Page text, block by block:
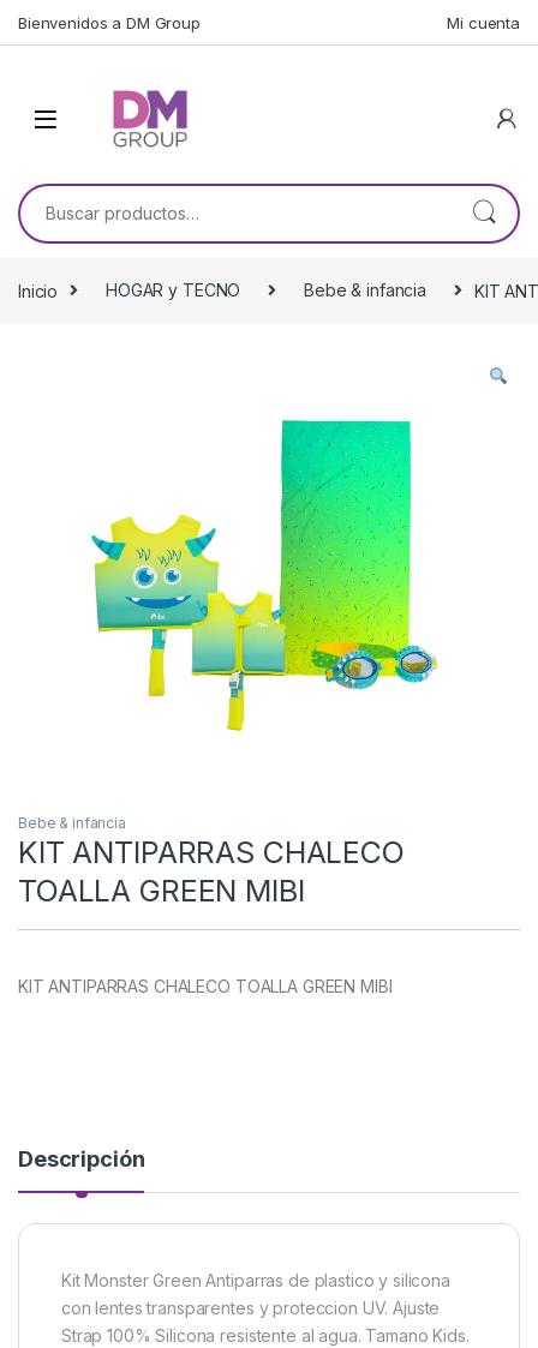
Bienvenidos a DM Group Mi cuenta
Buscar por:
Inicio HOGAR y TECNO Bebe & infancia KIT
Bebe & infancia
KIT ANTIPARRAS CHALECO
TOALLA GREEN MIBI
KIT ANTIPARRAS CHALECO TOALLA GREEN MIBI
Descripción
Kit Monster Green Antiparras de plastico y silicona
con lentes transparentes y proteccion UV. Ajuste
Strap 100% Silicona resistente al agua. Tamano Kids.